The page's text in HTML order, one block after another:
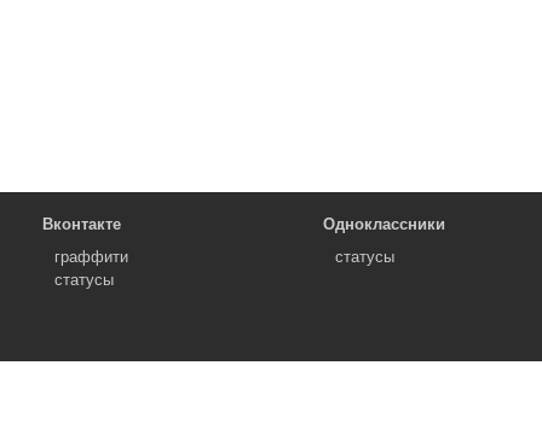
Вконтакте
граффити
статусы
Одноклассники
статусы